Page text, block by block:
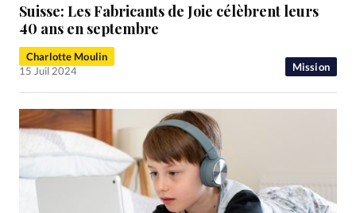
Mission
Suisse: Les Fabricants de Joie célèbrent leurs
40 ans en septembre
Charlotte Moulin
15 Juil 2024